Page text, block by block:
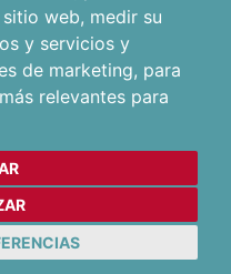
sitio web, medir su
y servicios y
de marketing, para
relevantes para